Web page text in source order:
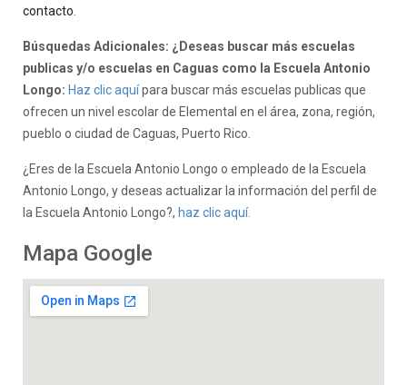
contacto
Búsquedas Adicionales: ¿Deseas buscar más escuelas
publicas y/o escuelas en Caguas como la Escuela Antonio
Longo: Haz clic aquípara buscar más escuelas publicas que
ofrecen un nivel escolar de Elemental en el área, zona, región,
pueblo o ciudad de Caguas, Puerto Rico.
¿Eres de la Escuela Antonio Longo o empleado de la Escuela
Antonio Longo, y deseas actualizar la información del perfil de
la Escuela Antonio Longo?, haz clic aquí.
Mapa Google